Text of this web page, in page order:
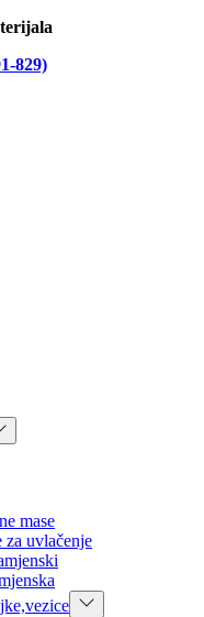
829)
mase
za uvlačenje